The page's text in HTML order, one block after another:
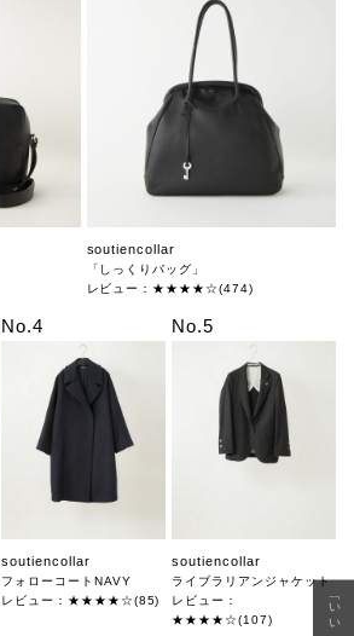
soutiencollar
「しっくりバッグ」
レビュー：★★★★☆(474)
No.4
soutiencollar
フォローコートNAVY
レビュー：★★★★☆(85)
No.5
soutiencollar
ライブラリアンジャケット
レビュー：
★★★★☆(107)